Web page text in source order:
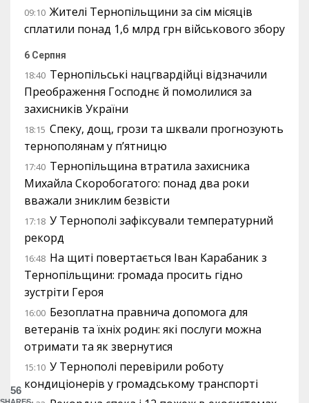
09:10 Жителі Тернопільщини за сім місяців
сплатили понад 1,6 млрд грн військового збору
6 Серпня
18:40 Тернопільські нацгвардійці відзначили
Преображення Господнє й помолилися за
захисників України
18:15 Спеку, дощ, грози та шквали прогнозують
тернополянам у п’ятницю
17:40 Тернопільщина втратила захисника
Михайла Скоробогатого: понад два роки
вважали зниклим безвісти
17:18 У Тернополі зафіксували температурний
рекорд
16:48 На щиті повертається Іван Карабаник з
Тернопільщини: громада просить гідно
зустріти Героя
16:00 Безоплатна правнича допомога для
ветеранів та їхніх родин: які послуги можна
отримати та як звернутися
15:10 У Тернополі перевірили роботу
кондиціонерів у громадському транспорті
56